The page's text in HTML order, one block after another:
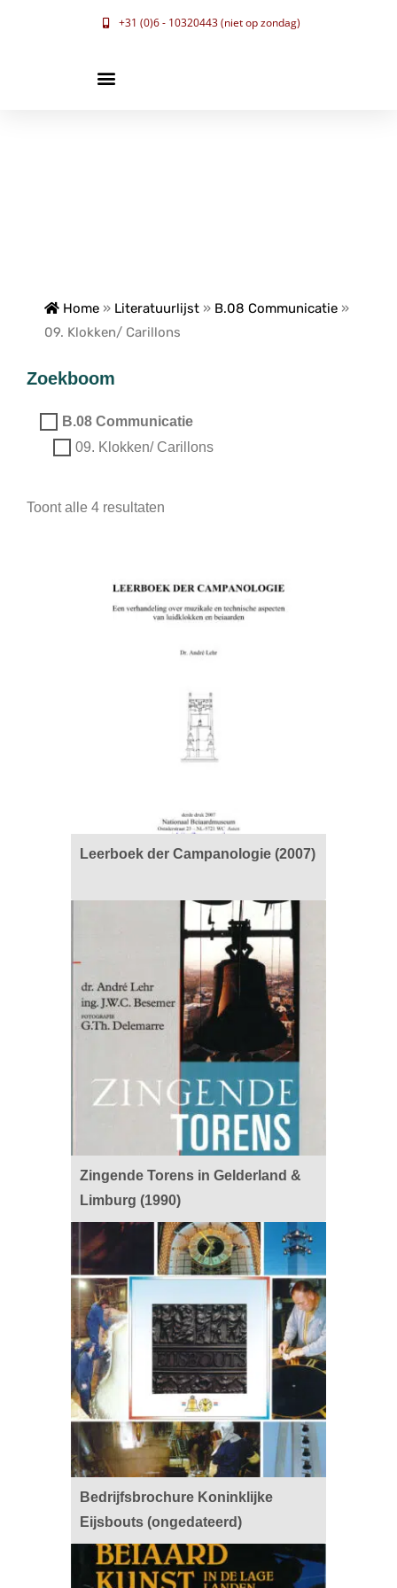
+31 (0)6 - 10320443 (niet op zondag)
Home » Literatuurlijst » B.08 Communicatie »
09. Klokken/ Carillons
Zoekboom
B.08 Communicatie
09. Klokken/ Carillons
Toont alle 4 resultaten
Leerboek der Campanologie (2007)
Zingende Torens in Gelderland &
Limburg (1990)
Bedrijfsbrochure Koninklijke
Eijsbouts (ongedateerd)